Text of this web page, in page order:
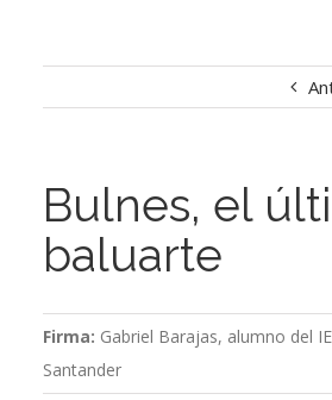
Bulnes, el
baluarte
Firma: Gabriel Barajas, alumno del
Santander